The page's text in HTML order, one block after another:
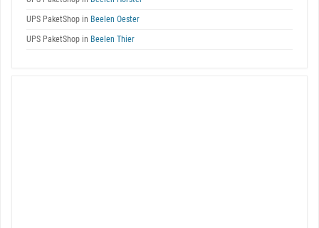
UPS PaketShop in Beelen Oester
UPS PaketShop in Beelen Thier